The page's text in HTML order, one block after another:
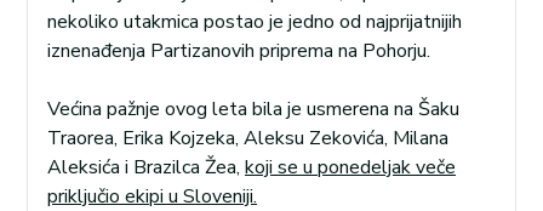
nekoliko utakmica postao je jedno od najprijatnijih
iznenađenja Partizanovih priprema na Pohorju.
Većina pažnje ovog leta bila je usmerena na Šaku
Traorea, Erika Kojzeka, Aleksu Zekovića, Milana
Aleksića i Brazilca Žea, koji se u ponedeljak veče
priključio ekipi u Sloveniji.